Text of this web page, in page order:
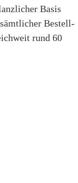
Basis
Bestell-
rund 60